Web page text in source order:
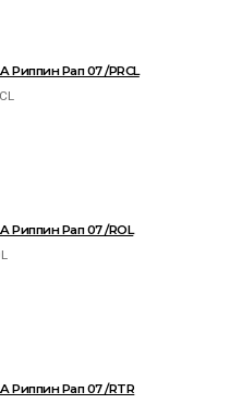
Риппин Рап 07 /PRCL
Риппин Рап 07 /ROL
Риппин Рап 07 /RTR